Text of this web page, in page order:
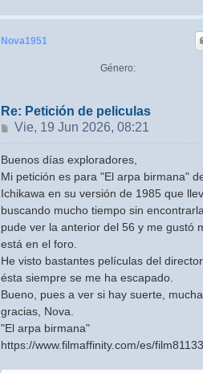
Nova1951
Género:
Re: Petición de peliculas
Mensaje
Vie, 19 Jun 2026, 08:21
Buenos días exploradores,
Mi petición es para "El arpa birmana"
Ichikawa en su versión de 1985 que
buscando mucho tiempo sin
pude ver la anterior del 56 y me gustó
está en el foro.
He visto bastantes películas del
ésta siempre se me ha escapado.
Bueno, pues a ver si hay suerte,
gracias, Nova.
"El arpa birmana"
https://www.filmaffinity.com/es/